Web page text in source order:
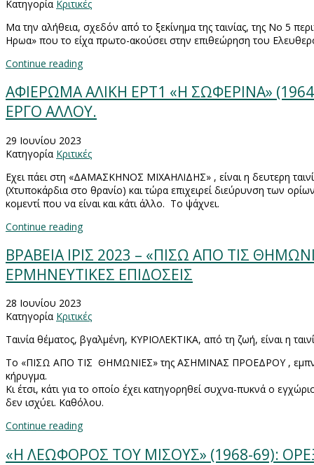
Κατηγορία Κριτικές
Μα την αλήθεια, σχεδόν από το ξεκίνημα της ταινίας, της Νο 5
Ηρωα» που το είχα πρωτο-ακούσει στην επιθεώρηση του
Continue reading
ΑΦΙΕΡΩΜΑ ΑΛΙΚΗ ΕΡΤ1 «Η ΣΩΦΕΡΙΝΑ»
ΕΡΓΟ ΑΛΛΟΥ.
29 Ιουνίου 2023
Κατηγορία Κριτικές
Εχει πάει στη «ΔΑΜΑΣΚΗΝΟΣ ΜΙΧΑΗΛΙΔΗΣ» , είναι η δευτερη
(Χτυποκάρδια στο θρανίο) και τώρα επιχειρεί διεύρυνση των
κομεντί που να είναι και κάτι άλλο. Το ψάχνει.
Continue reading
ΒΡΑΒΕΙΑ ΙΡΙΣ 2023 – «ΠΙΣΩ ΑΠΟ ΤΙΣ
ΕΡΜΗΝΕΥΤΙΚΕΣ ΕΠΙΔΟΣΕΙΣ
28 Ιουνίου 2023
Κατηγορία Κριτικές
Ταινία θέματος, βγαλμένη, ΚΥΡΙΟΛΕΚΤΙΚΑ, από τη ζωή, είναι η
Το «ΠΙΣΩ ΑΠΟ ΤΙΣ ΘΗΜΩΝΙΕΣ» της ΑΣΗΜΙΝΑΣ ΠΡΟΕΔΡΟΥ ,
κήρυγμα.
Κι έτσι, κάτι για το οποίο έχει κατηγορηθεί συχνα-πυκνά ο
δεν ισχύει. Καθόλου.
Continue reading
«Η ΛΕΩΦΟΡΟΣ ΤΟΥ ΜΙΣΟΥΣ» (1968-69):